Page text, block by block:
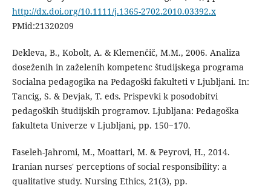
http://dx.doi.org/10.1111/j.1365-2702.2010.03392.x
PMid:21320209
Dekleva, B., Kobolt, A. & Klemenčič, M.M., 2006. Analiza
doseženih in zaželenih kompetenc študijskega programa
Socialna pedagogika na Pedagoški fakulteti v Ljubljani. In:
Tancig, S. & Devjak, T. eds. Prispevki k posodobitvi
pedagoških študijskih programov. Ljubljana: Pedagoška
fakulteta Univerze v Ljubljani, pp. 150−170.
Faseleh-Jahromi, M., Moattari, M. & Peyrovi, H., 2014.
Iranian nurses' perceptions of social responsibility: a
qualitative study. Nursing Ethics, 21(3), pp.